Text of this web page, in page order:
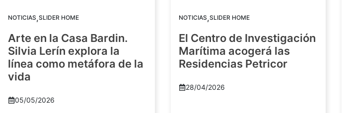
NOTICIAS,SLIDER HOME
Arte en la Casa Bardin.
Silvia Lerín explora la
línea como metáfora de la
vida
05/05/2026
NOTICIAS,SLIDER HOME
El Centro de Investigación
Marítima acogerá las
Residencias Petricor
28/04/2026